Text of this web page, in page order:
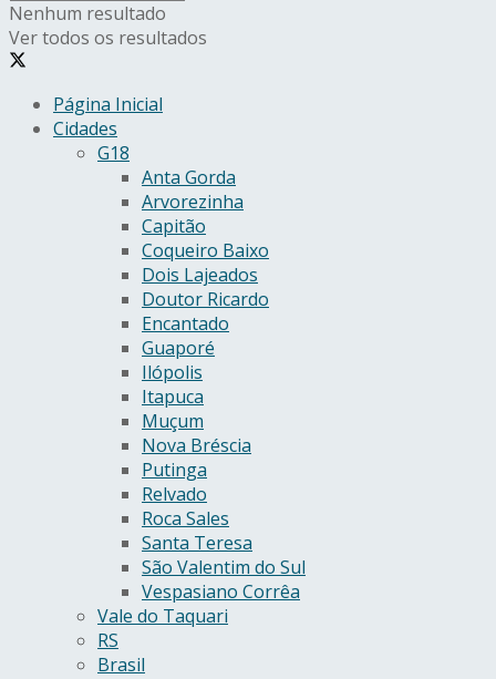
Nenhum resultado
Ver todos os resultados
Página Inicial
Cidades
G18
Anta Gorda
Arvorezinha
Capitão
Coqueiro Baixo
Dois Lajeados
Doutor Ricardo
Encantado
Guaporé
Ilópolis
Itapuca
Muçum
Nova Bréscia
Putinga
Relvado
Roca Sales
Santa Teresa
São Valentim do Sul
Vespasiano Corrêa
Vale do Taquari
RS
Brasil